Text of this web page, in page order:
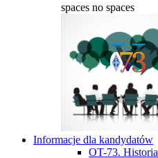
spaces no spaces
Informacje dla kandydatów
OT-73. Historia